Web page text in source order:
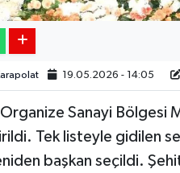
19.05.2026 - 14:05
Sanayi Bölgesi
Tek listeyle gidilen
başkan seçildi.